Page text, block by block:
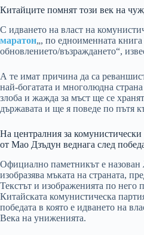
Китайците помнят този век на
С идването на власт на
маратон„, по едноименната
обновлението/възраждането“,
А те имат причина да са
най-богатата и многолюдна
злоба и жажда за мъст ще се
държавата и ще я поведе по пътя
На централния за
от Мао Дзъдун веднага след
Официално паметникът е назован
изобразява мъката на страната,
Текстът и изображенията по него
Китайската комунистическа
победата в която е идването на
Века на униженията.